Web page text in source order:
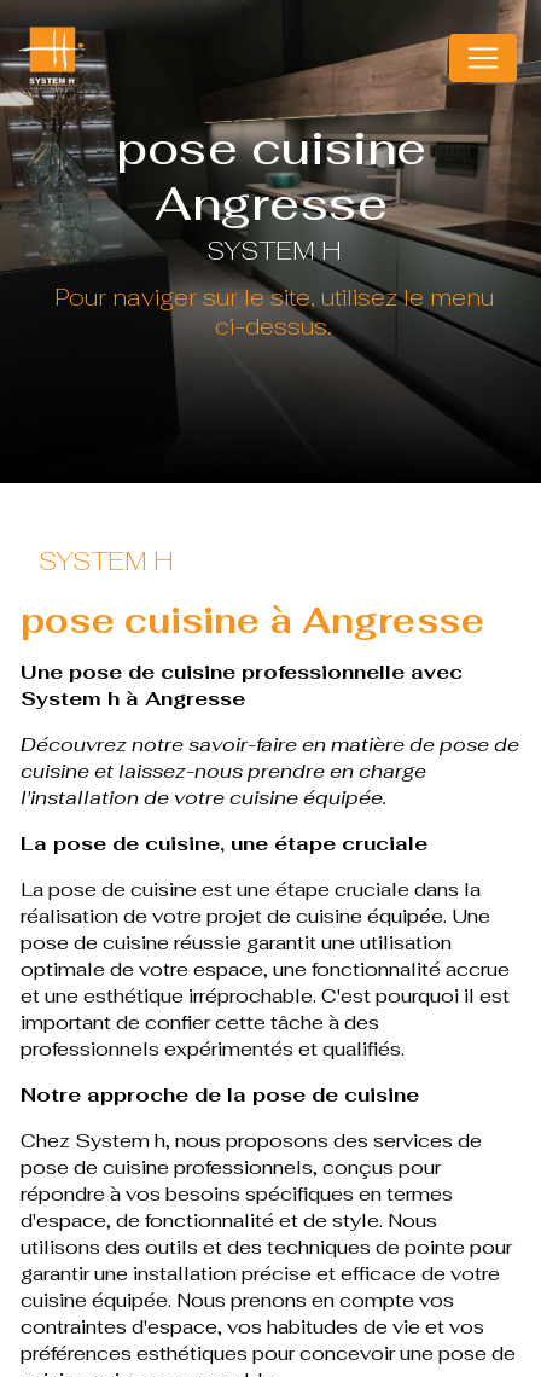
pose cuisine
Angresse
SYSTEM H
SYSTEM H
pose cuisine à Angresse
Une pose de cuisine professionnelle avec
System h à Angresse
Découvrez notre savoir-faire en matière de pose de
cuisine et laissez-nous prendre en charge
l'installation de votre cuisine équipée.
La pose de cuisine, une étape cruciale
La pose de cuisine est une étape cruciale dans la
réalisation de votre projet de cuisine équipée. Une
pose de cuisine réussie garantit une utilisation
optimale de votre espace, une fonctionnalité accrue
et une esthétique irréprochable. C'est pourquoi il est
important de confier cette tâche à des
professionnels expérimentés et qualifiés.
Notre approche de la pose de cuisine
Chez System h, nous proposons des services de
pose de cuisine professionnels, conçus pour
répondre à vos besoins spécifiques en termes
d'espace, de fonctionnalité et de style. Nous
utilisons des outils et des techniques de pointe pour
garantir une installation précise et efficace de votre
cuisine équipée. Nous prenons en compte vos
contraintes d'espace, vos habitudes de vie et vos
préférences esthétiques pour concevoir une pose de
Panneau de gestion des cookies